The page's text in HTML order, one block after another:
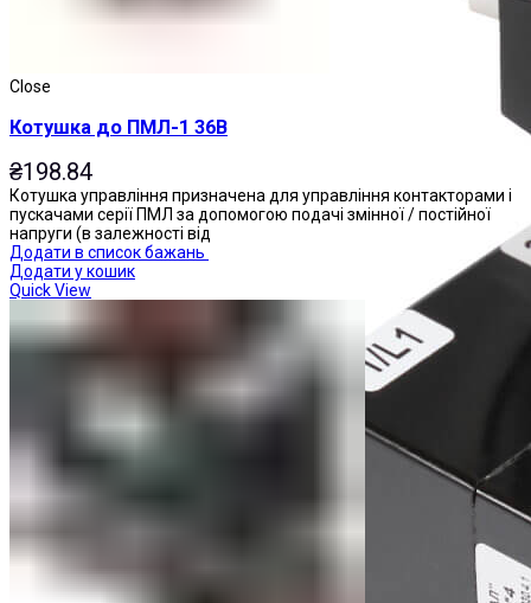
Close
Котушка до ПМЛ-1 36В
₴198.84
Котушка управління призначена для управління контакторами і
пускачами серії ПМЛ за допомогою подачі змінної / постійної
напруги (в залежності від
Додати в список бажань
Додати у кошик
Quick View